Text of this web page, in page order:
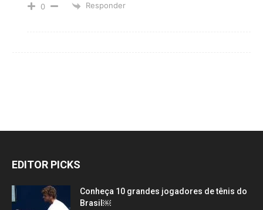
0 Responder
EDITOR PICKS
Conheça 10 grandes jogadores de tênis do
Brasil￼